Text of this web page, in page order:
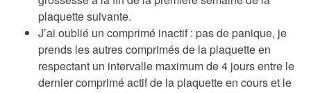
plaquette suivante.
J’ai oublié un comprimé inactif : pas de panique, je
prends les autres comprimés de la plaquette en
respectant un intervalle maximum de 4 jours entre le
dernier comprimé actif de la plaquette en cours et le